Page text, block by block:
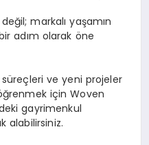
ğil; markalıyaşamın
adım olarak öne
üreçleri ve yeni projeler
renmek için Woven
gayrimenkul
ık alabilirsiniz.